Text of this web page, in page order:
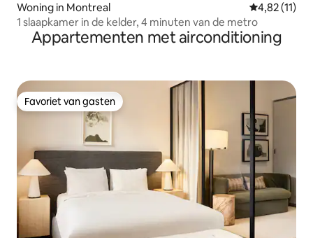
Woning in Montreal Gemiddelde
4,82 (11)
1 slaapkamer in de kelder, 4 minuten van de metro
Appartementen met airconditioning
Favoriet van gasten
Favoriet van gasten